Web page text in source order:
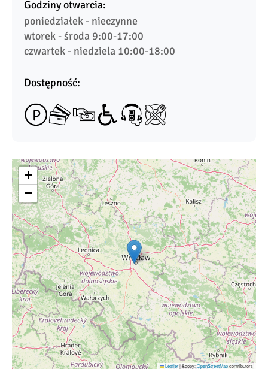
Godziny otwarcia:
poniedziałek - nieczynne
wtorek - środa 9:00-17:00
czwartek - niedziela 10:00-18:00
Dostępność:
+
−
Leaflet|&copy;OpenStreetMapcontributors